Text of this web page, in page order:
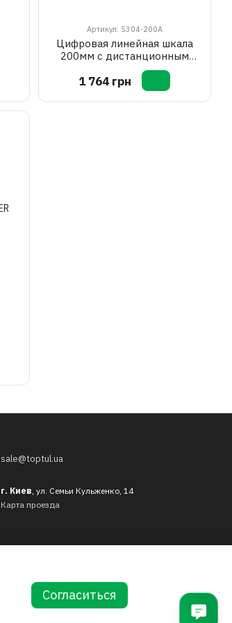
Артикул: 5304-200A
Цифровая линейная шкала
200мм с дистанционным
дисплеем PROTESTER 5304-
200A
1 764 грн
sale@toptul.ua
г. Киев, ул. Семьи Кульженко, 14
Карта проезда
Согласиться